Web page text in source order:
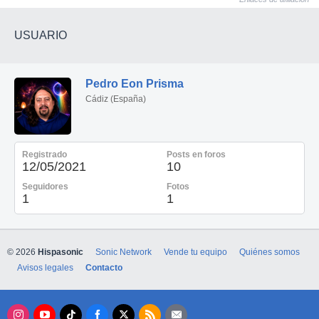
Muchos teclistas siguen considerando que ningún otro
⸻
🚀 Especificaciones
✅ 88 teclas contrapesadas Fatar Premium con
Aftertouch.
✅ Potente motor V.A.S.T. exclusivo de Kurzweil.
✅ Más de 4,5 GB de sonidos profesionales de fábrica.
✅ Miles de sonidos:
* Pianos
USUARIO
Pedro Eon Prisma
Cádiz (España)
Registrado
12/05/2021
Posts en foros
10
Seguidores
1
Fotos
1
© 2026 Hispasonic Sonic Network Vende tu equipo
Quiénes somos
Avisos legales
Contacto